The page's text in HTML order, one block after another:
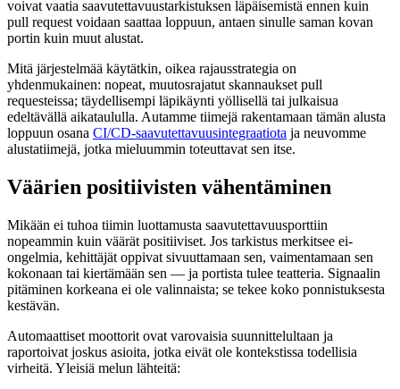
voivat vaatia saavutettavuustarkistuksen läpäisemistä ennen kuin
pull request voidaan saattaa loppuun, antaen sinulle saman kovan
portin kuin muut alustat.
Mitä järjestelmää käytätkin, oikea rajausstrategia on
yhdenmukainen: nopeat, muutosrajatut skannaukset pull
requesteissa; täydellisempi läpikäynti yöllisellä tai julkaisua
edeltävällä aikataululla. Autamme tiimejä rakentamaan tämän alusta
loppuun osana CI/CD-saavutettavuusintegraatiota ja neuvomme
alustatiimejä, jotka mieluummin toteuttavat sen itse.
Väärien positiivisten vähentäminen
Mikään ei tuhoa tiimin luottamusta saavutettavuusporttiin
nopeammin kuin väärät positiiviset. Jos tarkistus merkitsee ei-
ongelmia, kehittäjät oppivat sivuuttamaan sen, vaimentamaan sen
kokonaan tai kiertämään sen — ja portista tulee teatteria. Signaalin
pitäminen korkeana ei ole valinnaista; se tekee koko ponnistuksesta
kestävän.
Automaattiset moottorit ovat varovaisia suunnittelultaan ja
raportoivat joskus asioita, jotka eivät ole kontekstissa todellisia
virheitä. Yleisiä melun lähteitä: